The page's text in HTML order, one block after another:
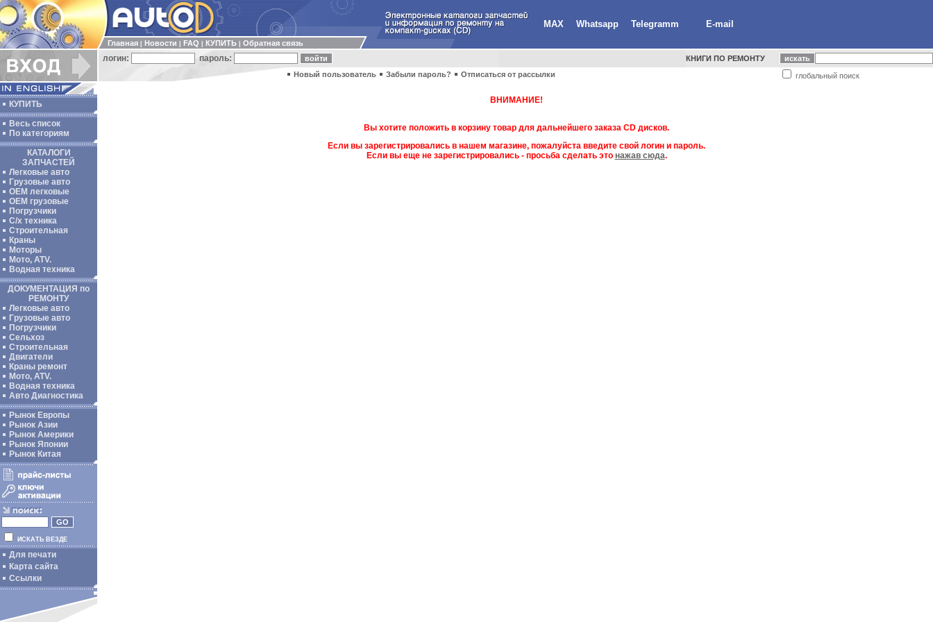
MAX Whatsapp Telegramm E-mail
Главная Новости FAQ КУПИТЬ Обратная связь
логин: пароль: КНИГИ ПО РЕМОНТУ
глобальный поиск
Новый пользователь Забыли пароль? Отписаться от рассылки
КУПИТЬ
Весь список
По категориям
КАТАЛОГИ
ЗАПЧАСТЕЙ
Легковые авто
Грузовые авто
ОЕМ легковые
OEM грузовые
Погрузчики
С/х техника
Строительная
Краны
Моторы
Мото, ATV.
Водная техника
ДОКУМЕНТАЦИЯ по
РЕМОНТУ
Легковые авто
Грузовые авто
Погрузчики
Сельхоз
Строительная
Двигатели
Краны ремонт
Мото, ATV.
Водная техника
Авто Диагностика
Рынок Европы
Рынок Азии
Рынок Америки
Рынок Японии
Рынок Китая
ИСКАТЬ ВЕЗДЕ
Для печати
Карта сайта
Ссылки
ВНИМАНИЕ!
Вы хотите положить в корзину товар для дальнейшего заказа CD дисков.
Если вы зарегистрировались в нашем магазине, пожалуйста введите свой логин и пароль.
Если вы еще не зарегистрировались - просьба сделать это нажав сюда.